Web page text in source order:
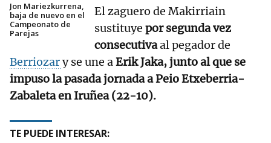
Jon Mariezkurrena,
baja de nuevo en el
Campeonato de
Parejas
El zaguero de Makirriain
sustituye por segunda vez
consecutivaal pegador de
Berriozary se une aErik Jaka, junto al que se
impuso la pasada jornada a Peio Etxeberria-
Zabaleta en Iruñea (22-10).
TE PUEDE INTERESAR: